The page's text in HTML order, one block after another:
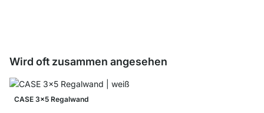
Wird oft zusammen angesehen
CASE 3x5 Regalwand